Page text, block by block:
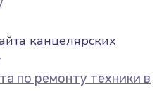
канцелярских